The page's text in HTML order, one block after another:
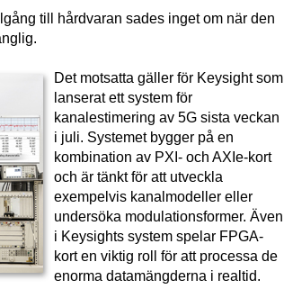
till hårdvaran sades inget om när den
Det motsatta gäller för Keysight som
lanserat ett system för
kanalestimering av 5G sista veckan
i juli. Systemet bygger på en
kombination av PXI- och AXIe-kort
och är tänkt för att utveckla
exempelvis kanalmodeller eller
undersöka modulationsformer. Även
i Keysights system spelar FPGA-
kort en viktig roll för att processa de
enorma datamängderna i realtid.